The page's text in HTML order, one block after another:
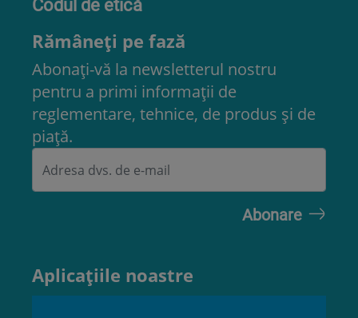
Codul de etică
Rămâneți pe fază
Abonați-vă la newsletterul nostru
pentru a primi informații de
reglementare, tehnice, de produs și de
piață.
Aplicațiile noastre